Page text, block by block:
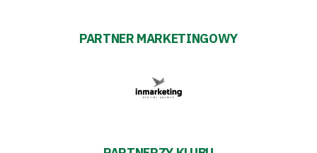
PARTNER MARKETINGOWY